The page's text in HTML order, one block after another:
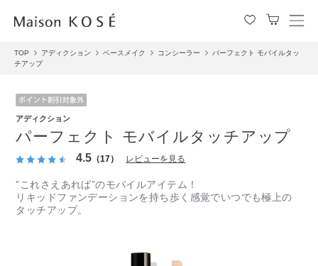
メ
ュ
TOP アディクション ベースメイク コンシーラー
パーフェクト モバイルタッ
チアップ
アディクション
パーフェクト モバイルタッチアップ
4.5 （17） レビューを見る
”これさえあれば”のモバイルアイテム！
リキッドファンデーションを持ち歩く感覚でいつでも極上の
タッチアップ。